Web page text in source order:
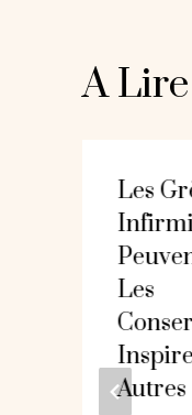
A
Les
Les
Autres